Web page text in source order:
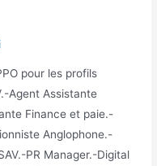
pour les profils
Agent Assistante
Finance et paie.-
Anglophone.-
PR Manager.-Digital